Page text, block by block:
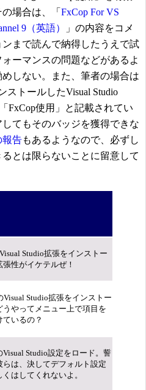
場合は、「 FxCop For VS
9（英語）
」の内容をコメ
まで読んで納得したうえで試
ーマンスの問題などがあるよ
しない。また、筆者の場合は
ストールしたVisual Studio
FxCop使用」と記載されてい
てもそのバッジを獲得できな
報告もあるようなので、必ずし
とは限らないことに留意して
Studio拡張をインストー
張性がイケテルぜ！
Visual Studio拡張をインストー
うやってメニュー上で項目を
ているの？
Visual Studio設定をロード。誓
らは、決してデフォルト設定
くはしてくれないよ。